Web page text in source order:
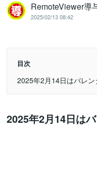
RemoteViewer導
2025/02/13 08:42
目次
2025年2月14日はバレン
2025年2月14日は